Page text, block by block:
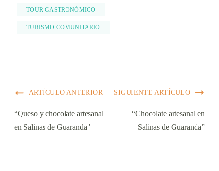
TOUR GASTRONÓMICO
TURISMO COMUNITARIO
ARTÍCULO ANTERIOR
“Queso y chocolate artesanal
en Salinas de Guaranda”
SIGUIENTE ARTÍCULO
“Chocolate artesanal en
Salinas de Guaranda”